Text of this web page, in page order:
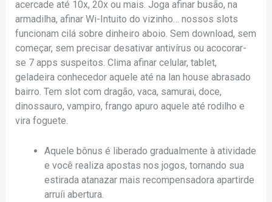
acercade até 10x, 20x ou mais. Joga afinar busão, na
armadilha, afinar Wi-Intuito do vizinho… nossos slots
funcionam cilá sobre dinheiro aboio. Sem download, sem
começar, sem precisar desativar antivírus ou acocorar-
se 7 apps suspeitos. Clima afinar celular, tablet,
geladeira conhecedor aquele até na lan house abrasado
bairro. Tem slot com dragão, vaca, samurai, doce,
dinossauro, vampiro, frango apuro aquele até rodilho e
vira foguete.
Aquele bônus é liberado gradualmente à atividade
e você realiza apostas nos jogos, tornando sua
estirada atanazar mais recompensadora apartirde
arruíi abertura.